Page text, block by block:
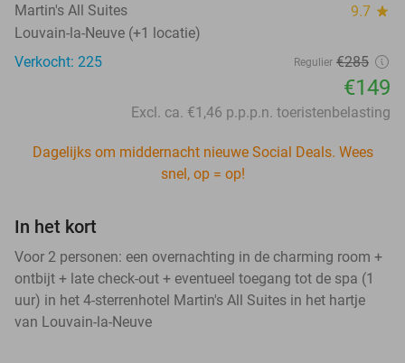
Martin's All Suites 9.7 star
Louvain-la-Neuve (+1 locatie)
Verkocht: 225
Regulier €285
€149
Excl. ca. €1,46 p.p.p.n. toeristenbelasting
Dagelijks om middernacht nieuwe Social Deals. Wees
snel, op = op!
In het kort
Voor 2 personen: een overnachting in de charming room +
ontbijt + late check-out + eventueel toegang tot de spa (1
uur) in het 4-sterrenhotel Martin's All Suites in het hartje
van Louvain-la-Neuve